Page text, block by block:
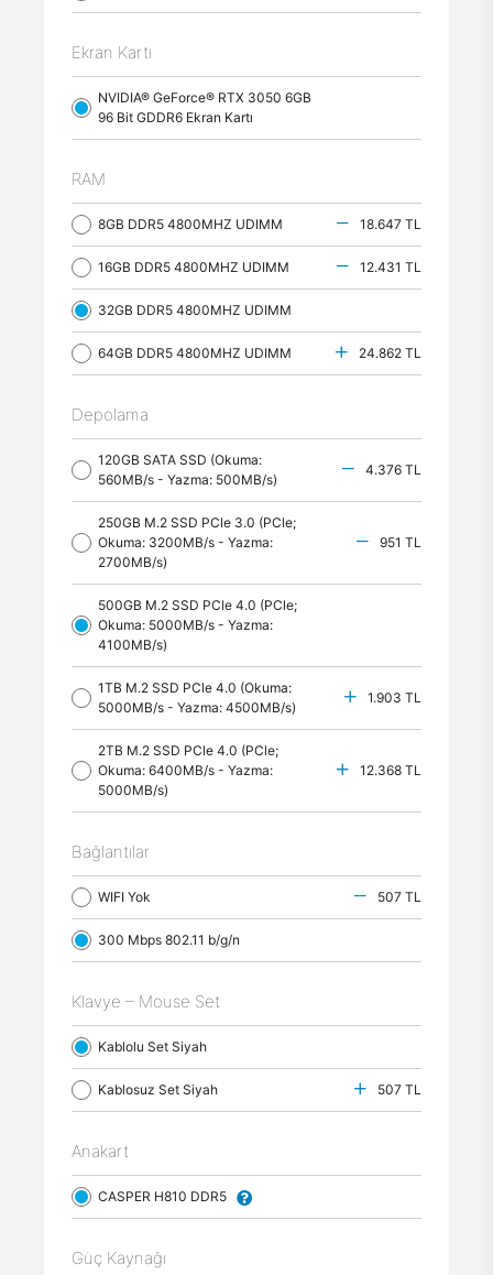
Ekran Kartı
NVIDIA® GeForce® RTX 3050 6GB
96 Bit GDDR6 Ekran Kartı
RAM
8GB DDR5 4800MHZ UDIMM 18.647 TL
16GB DDR5 4800MHZ UDIMM 12.431 TL
32GB DDR5 4800MHZ UDIMM
64GB DDR5 4800MHZ UDIMM 24.862 TL
Depolama
120GB SATA SSD (Okuma:
560MB/s - Yazma: 500MB/s)
4.376 TL
250GB M.2 SSD PCle 3.0 (PCle;
Okuma: 3200MB/s - Yazma:
2700MB/s)
951 TL
500GB M.2 SSD PCle 4.0 (PCle;
Okuma: 5000MB/s - Yazma:
4100MB/s)
1TB M.2 SSD PCle 4.0 (Okuma:
5000MB/s - Yazma: 4500MB/s)
1.903 TL
2TB M.2 SSD PCle 4.0 (PCle;
Okuma: 6400MB/s - Yazma:
5000MB/s)
12.368 TL
Bağlantılar
WIFI Yok 507 TL
300 Mbps 802.11 b/g/n
Klavye – Mouse Set
Kablolu Set Siyah
Kablosuz Set Siyah 507 TL
Anakart
CASPER H810 DDR5
Güç Kaynağı